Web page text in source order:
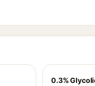
0.3%